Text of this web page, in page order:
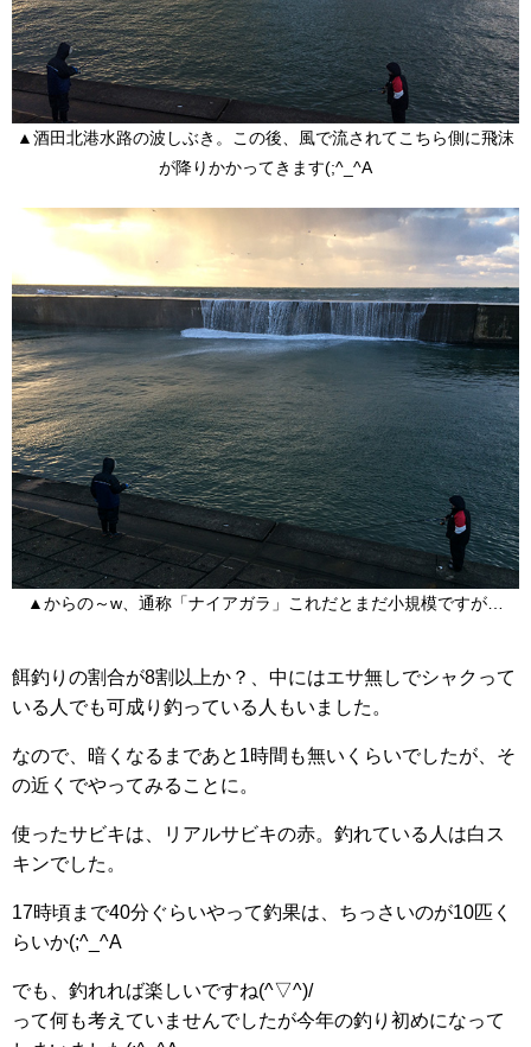
▲酒田北港水路の波しぶき。この後、風で流されてこちら側に飛沫
が降りかかってきます(;^_^A
▲からの～w、通称「ナイアガラ」これだとまだ小規模ですが…
餌釣りの割合が8割以上か？、中にはエサ無しでシャクって
いる人でも可成り釣っている人もいました。
なので、暗くなるまであと1時間も無いくらいでしたが、そ
の近くでやってみることに。
使ったサビキは、リアルサビキの赤。釣れている人は白ス
キンでした。
17時頃まで40分ぐらいやって釣果は、ちっさいのが10匹く
らいか(;^_^A
でも、釣れれば楽しいですね(^▽^)/
って何も考えていませんでしたが今年の釣り初めになって